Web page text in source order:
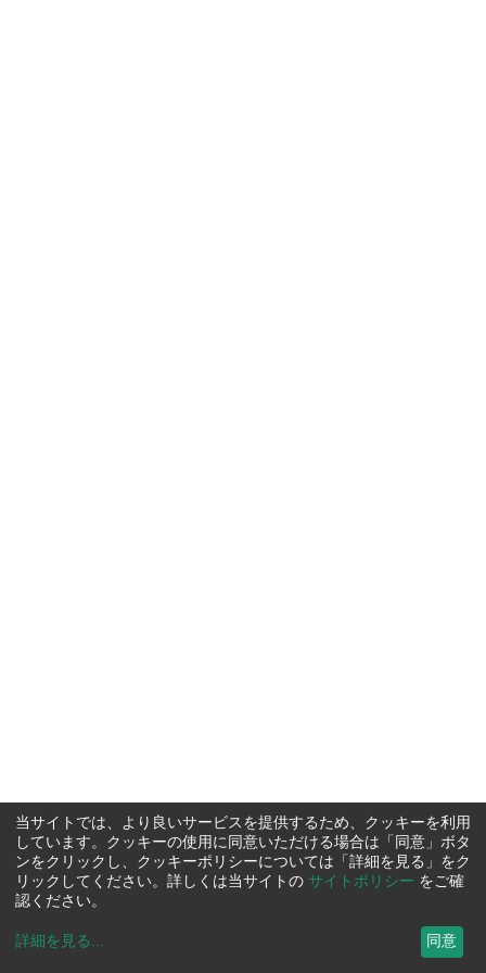
当サイトでは、より良いサービスを提供するため、クッキーを利用
しています。クッキーの使用に同意いただける場合は「同意」ボタ
ンをクリックし、クッキーポリシーについては「詳細を見る」をク
リックしてください。詳しくは当サイトの サイトポリシー をご確
認ください。
詳細を見る ... 同意